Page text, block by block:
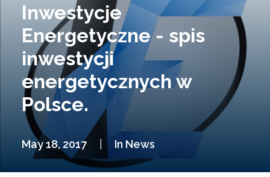
News
Projects
Resources
Green Transition
Events
Become Member
Inwestycje
Energetyczne - spis
inwestycji
energetycznych w
Polsce.
May 18, 2017 In News